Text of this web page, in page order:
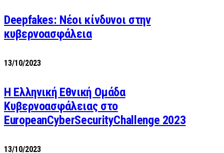
Deepfakes: Νέοι κίνδυνοι στην
κυβερνοασφάλεια
13/10/2023
Η Ελληνική Εθνική Ομάδα
Κυβερνοασφάλειας στο
EuropeanCyberSecurityChallenge 2023
13/10/2023